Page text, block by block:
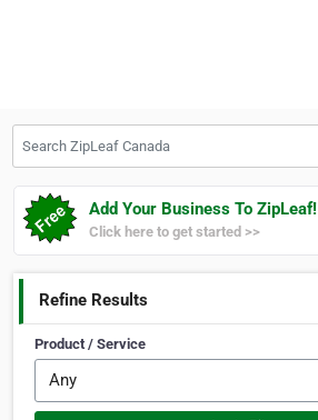
Add Your Business To ZipLeaf!
Click here to get started >>
Refine Results
Product / Service